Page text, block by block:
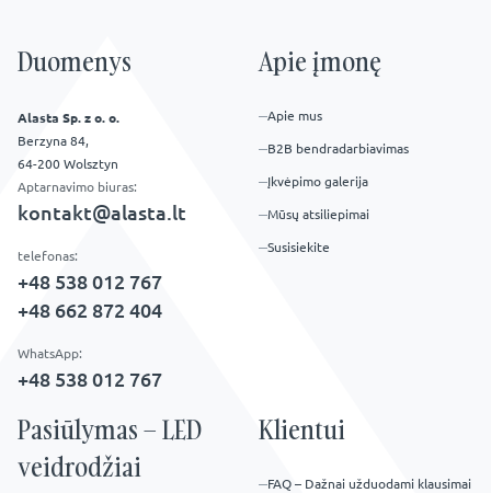
Apie įmonę
Apie mus
B2B bendradarbiavimas
Įkvėpimo galerija
Mūsų atsiliepimai
Susisiekite
Pasiūlymas – LED
veidrodžiai
Klientui
FAQ – Dažnai užduodami klausimai
Duomenys
Alasta Sp. z o. o.
Berzyna 84,
64-200 Wolsztyn
Aptarnavimo biuras:
kontakt@alasta.lt
telefonas:
+48 538 012 767
+48 662 872 404
WhatsApp:
+48 538 012 767